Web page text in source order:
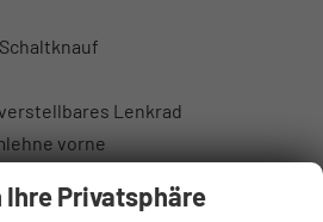
Lenkrad
vorne
Fahrer- und Beifahrersitz
Privatsphäre